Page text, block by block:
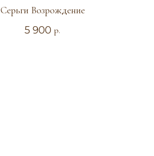
Серьги Возрождение
5 900 р.